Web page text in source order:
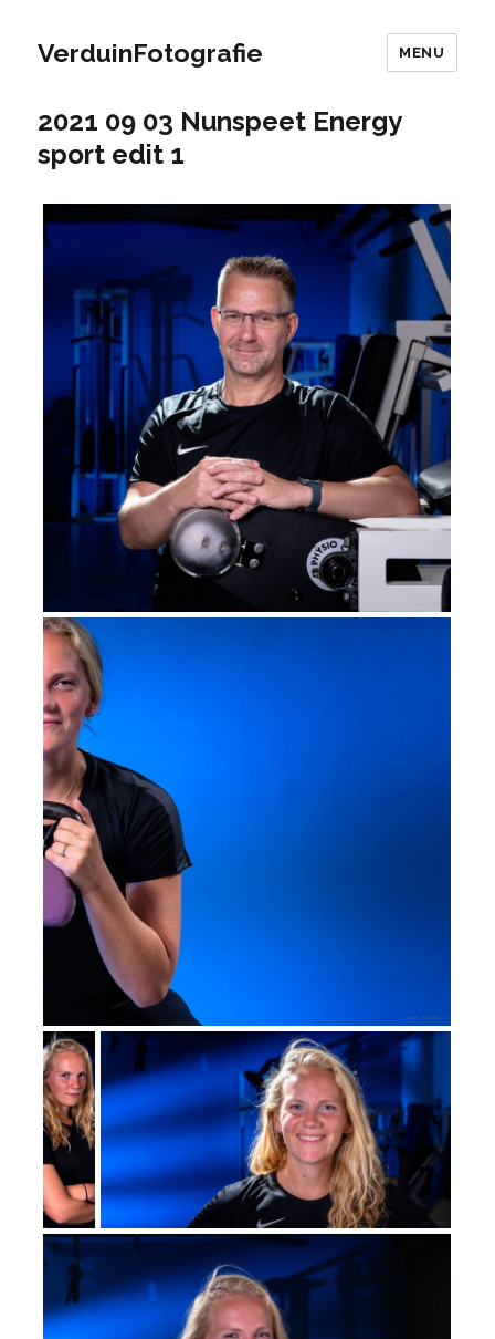
VerduinFotografie MENU
2021 09 03 Nunspeet Energy
sport edit 1